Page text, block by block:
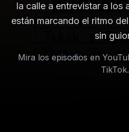
la calle a entrevistar a los
están marcando el ritmo
sin
Mira los episodios en
TikTok.